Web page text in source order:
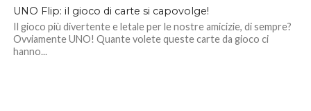
UNO Flip: il gioco di carte si capovolge!
Il gioco più divertente e letale per le nostre amicizie, di sempre?
Ovviamente UNO! Quante volete queste carte da gioco ci
hanno...